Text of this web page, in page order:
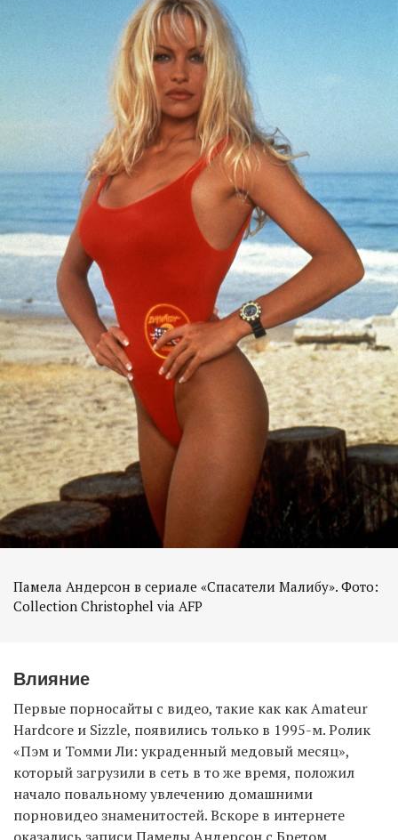
Памела Андерсон в сериале «Спасатели Малибу». Фото:
Collection Christophel via AFP
Влияние
Первые порносайты с видео, такие как как Amateur
Hardcore и Sizzle, появились только в 1995-м. Ролик
«Пэм и Томми Ли: украденный медовый месяц»,
который загрузили в сеть в то же время, положил
начало повальному увлечению домашними
порновидео знаменитостей. Вскоре в интернете